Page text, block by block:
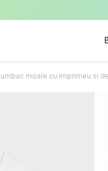
moale cu imprimeu si